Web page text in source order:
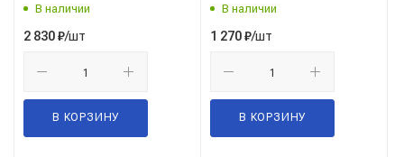
В наличии
2 830₽/шт
В КОРЗИНУ
В наличии
1 270₽/шт
В КОРЗИНУ